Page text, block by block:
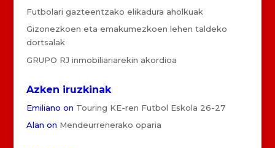
Futbolari gazteentzako elikadura aholkuak
Gizonezkoen eta emakumezkoen lehen taldeko
dortsalak
GRUPO RJ inmobiliariarekin akordioa
Azken iruzkinak
Emiliano on Touring KE-ren Futbol Eskola 26-27
Alan on Mendeurrenerako oparia